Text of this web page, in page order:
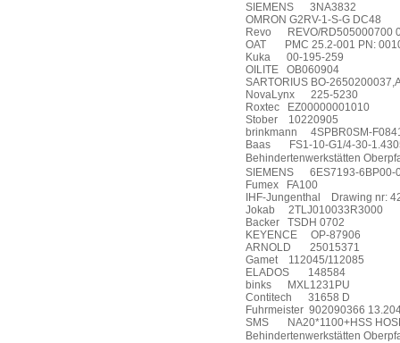
SIEMENS
3NA3832
OMRON G2RV-1-S-G DC48
Revo
REVO/RD505000700
OAT
PMC 25.2-001 PN:
Kuka
00-195-259
OILITE
OB060904
SARTORIUS BO-
NovaLynx
225-5230
Roxtec
EZ00000001010
Stober
10220905
brinkmann
4SPBR0SM-
Baas
FS1-10-G1/4-30-
Behindertenwerkstätten
SIEMENS
6ES7193-6BP00-
Fumex
FA100
IHF-Jungenthal
Drawing nr:
Jokab
2TLJ010033R3000
Backer
TSDH 0702
KEYENCE
OP-87906
ARNOLD
25015371
Gamet
112045/112085
ELADOS
148584
binks
MXL1231PU
Contitech
31658 D
Fuhrmeister 902090366
SMS
NA20*1100+HSS
Behindertenwerkstätten